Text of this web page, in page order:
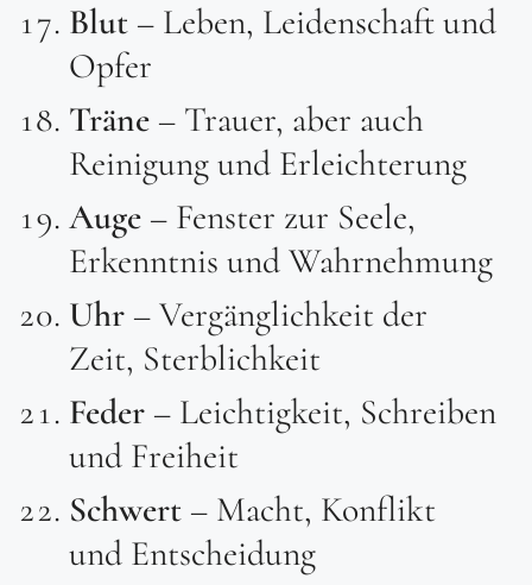
Blut – Leben, Leidenschaft und
Opfer
Träne – Trauer, aber auch
Reinigung und Erleichterung
Auge – Fenster zur Seele,
Erkenntnis und Wahrnehmung
Uhr – Vergänglichkeit der
Zeit, Sterblichkeit
Feder – Leichtigkeit, Schreiben
und Freiheit
Schwert – Macht, Konflikt
und Entscheidung